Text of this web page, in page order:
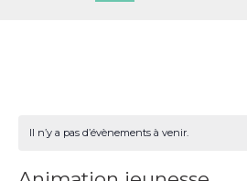
Il n’y a pas d’évènements à venir.